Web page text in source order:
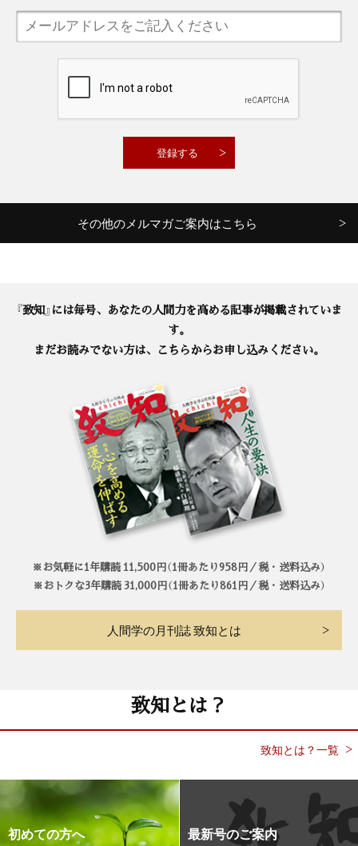
その他のメルマガご案内はこちら
『致知』には毎号、あなたの人間力を高める記事が掲載されていま
す。
まだお読みでない方は、こちらからお申し込みください。
※お気軽に1年購読 11,500円（1冊あたり958円／税・送料込み）
※おトクな3年購読 31,000円（1冊あたり861円／税・送料込み）
人間学の月刊誌 致知とは
致知とは？
致知とは？一覧
初めての方へ 最新号のご案内